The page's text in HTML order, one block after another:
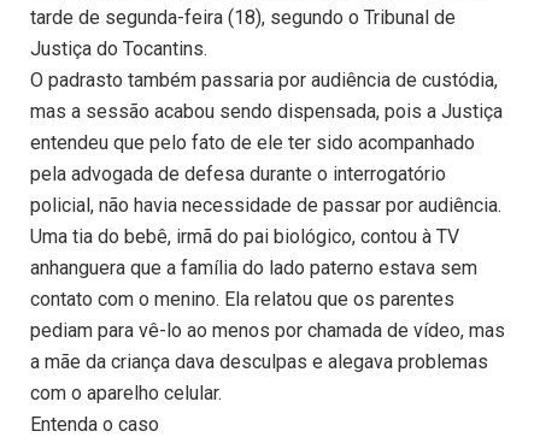
tarde de segunda-feira (18), segundo o Tribunal de
Justiça do Tocantins.
O padrasto também passaria por audiência de custódia,
mas a sessão acabou sendo dispensada, pois a Justiça
entendeu que pelo fato de ele ter sido acompanhado
pela advogada de defesa durante o interrogatório
policial, não havia necessidade de passar por audiência.
Uma tia do bebê, irmã do pai biológico, contou à TV
anhanguera que a família do lado paterno estava sem
contato com o menino. Ela relatou que os parentes
pediam para vê-lo ao menos por chamada de vídeo, mas
a mãe da criança dava desculpas e alegava problemas
com o aparelho celular.
Entenda o caso